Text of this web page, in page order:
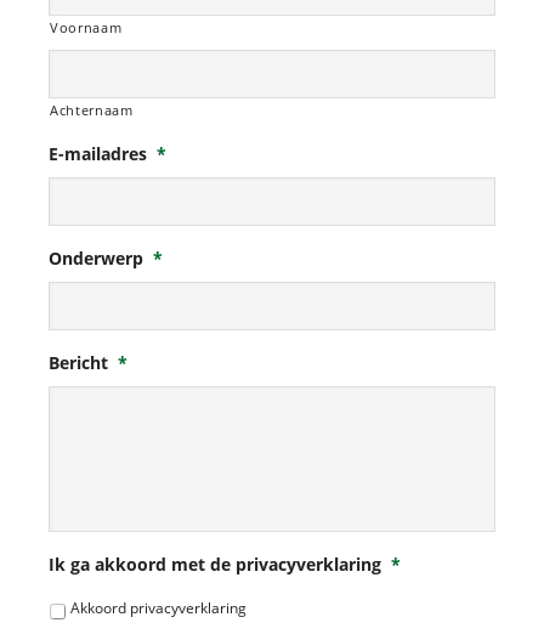
Voornaam
Achternaam
E-mailadres *
Onderwerp *
Bericht *
Ik ga akkoord met de privacyverklaring *
Akkoord privacyverklaring